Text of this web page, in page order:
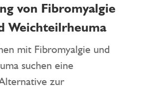
von Fibromyalgie
Weichteilrheuma
mit Fibromyalgie und
suchen eine
zur